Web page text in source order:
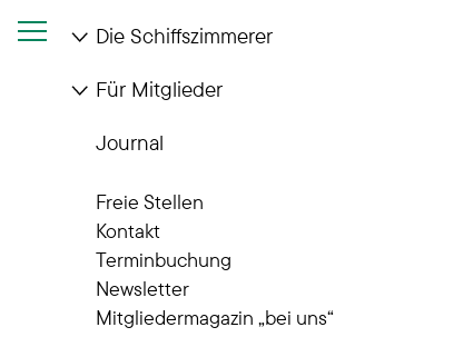
Die Schiffszimmerer
Für Mitglieder
Journal
Freie Stellen
Kontakt
Terminbuchung
Newsletter
Mitgliedermagazin „bei uns“
Startseite
Die Schiffszimmerer Wohnanlagen
Hans-Schwenkel-
Im Norden der Hansestadt, direkt an der Grenze